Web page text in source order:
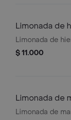
Limonada de
Limonada de
$ 11.000
Limonada de
Limonada de